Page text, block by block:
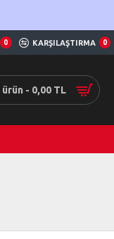
0 KARŞILAŞTIRMA 0
ürün - 0,00 TL